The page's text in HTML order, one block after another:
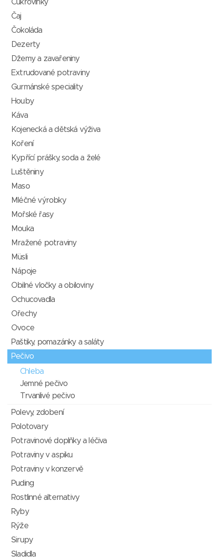
Cukrovinky
Čaj
Čokoláda
Dezerty
Džemy a zavařeniny
Extrudované potraviny
Gurmánské speciality
Houby
Káva
Kojenecká a dětská výživa
Koření
Kypřící prášky, soda a želé
Luštěniny
Maso
Mléčné výrobky
Mořské řasy
Mouka
Mražené potraviny
Müsli
Nápoje
Obilné vločky a obiloviny
Ochucovadla
Ořechy
Ovoce
Paštiky, pomazánky a saláty
Pečivo
Chleba
Jemné pečivo
Trvanlivé pečivo
Polevy, zdobení
Polotovary
Potravinové doplňky a léčiva
Potraviny v aspiku
Potraviny v konzervě
Puding
Rostlinné alternativy
Ryby
Rýže
Sirupy
Sladidla